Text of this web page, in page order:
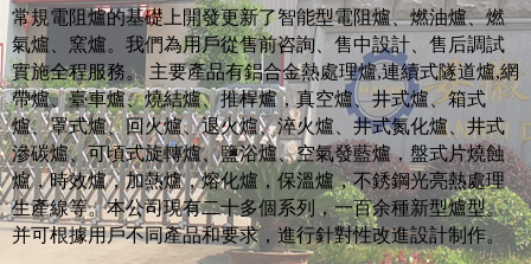
常規電阻爐的基礎上開發更新了智能型電阻爐、燃油爐、燃
氣爐、窯爐。我們為用戶從售前咨詢、售中設計、售后調試
實施全程服務。 主要產品有鋁合金熱處理爐,連續式隧道爐,網
帶爐、臺車爐、燒結爐、推桿爐，真空爐、井式爐、箱式
爐、罩式爐、回火爐、退火爐、淬火爐、井式氮化爐、井式
滲碳爐、可頃式旋轉爐、鹽浴爐、空氣發藍爐，盤式片燒蝕
爐，時效爐，加熱爐，熔化爐，保溫爐，不銹鋼光亮熱處理
生產線等。本公司現有二十多個系列，一百余種新型爐型。
并可根據用戶不同產品和要求，進行針對性改進設計制作。